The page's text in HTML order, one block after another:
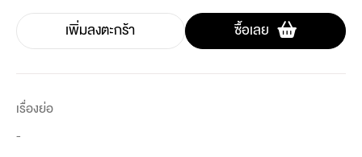
เพิ่มลงตะกร้า ซื้อเลย
เรื่องย่อ
-